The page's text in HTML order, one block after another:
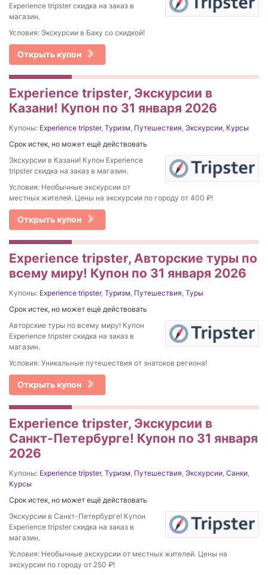
Experience tripster скидка на заказ в
магазин.
Условия: Экскурсии в Баку со скидкой!
Открыть купон
Experience tripster, Экскурсии в
Казани! Купон по 31 января 2026
Купоны: Experience tripster, Туризм, Путешествия, Экскурсии, Курсы
Срок истек, но может ещё действовать
Экскурсии в Казани! Купон Experience
tripster скидка на заказ в магазин.
Условия: Необычные экскурсии от
местных жителей. Цены на экскурсии по городу от 400 ₽!
Открыть купон
Experience tripster, Авторские туры по
всему миру! Купон по 31 января 2026
Купоны: Experience tripster, Туризм, Путешествия, Туры
Срок истек, но может ещё действовать
Авторские туры по всему миру! Купон
Experience tripster скидка на заказ в
магазин.
Условия: Уникальные путешествия от знатоков региона!
Открыть купон
Experience tripster, Экскурсии в
Санкт-Петербурге! Купон по 31 января
2026
Купоны: Experience tripster, Туризм, Путешествия, Экскурсии, Санки,
Курсы
Срок истек, но может ещё действовать
Экскурсии в Санкт-Петербурге! Купон
Experience tripster скидка на заказ в
магазин.
Условия: Необычные экскурсии от местных жителей. Цены на
экскурсии по городу от 250 ₽!